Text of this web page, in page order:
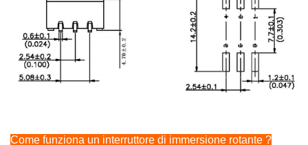
Come funziona un interruttore di immersione rotante ?